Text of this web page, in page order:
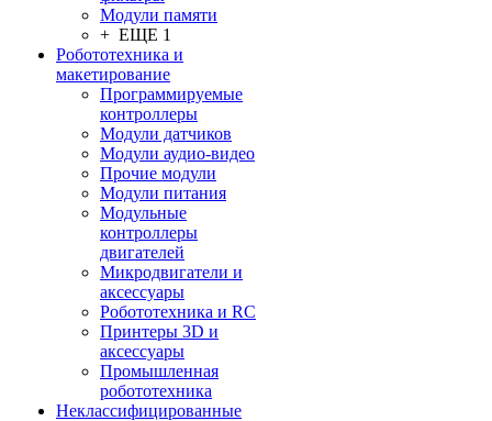
Модули памяти
+ ЕЩЕ 1
Робототехника и
макетирование
Программируемые
контроллеры
Модули датчиков
Модули аудио-видео
Прочие модули
Модули питания
Модульные
контроллеры
двигателей
Микродвигатели и
аксессуары
Робототехника и RC
Принтеры 3D и
аксессуары
Промышленная
робототехника
Неклассифицированные